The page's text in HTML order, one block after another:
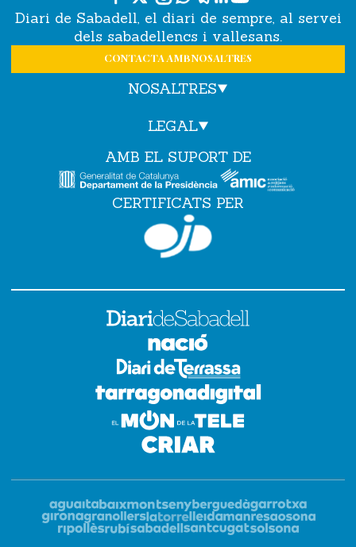
Diari de Sabadell, el diari de sempre, al servei
dels sabadellencs i vallesans.
CONTACTA AMB NOSALTRES
NOSALTRES
LEGAL
AMB EL SUPORT DE
CERTIFICATS PER